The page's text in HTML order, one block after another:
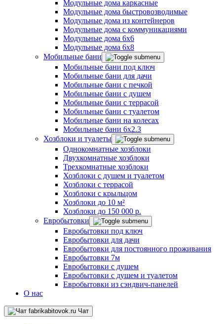
Модульные дома каркасные
Модульные дома быстровозводимые
Модульные дома из контейнеров
Модульные дома с коммуникациями
Модульные дома 6x6
Модульные дома 6x8
Мобильные бани
Мобильные бани под ключ
Мобильные бани для дачи
Мобильные бани с печкой
Мобильные бани с душем
Мобильные бани с террасой
Мобильные бани с туалетом
Мобильные бани на колесах
Мобильные бани 6х2.3
Хозблоки и туалеты
Однокомнатные хозблоки
Двухкомнатные хозблоки
Трехкомнатные хозблоки
Хозблоки с душем и туалетом
Хозблоки с террасой
Хозблоки с крыльцом
Хозблоки до 10 м²
Хозблоки до 150 000 р.
Евробытовки
Евробытовки под ключ
Евробытовки для дачи
Евробытовки для постоянного проживания
Евробытовки 7м
Евробытовки с душем
Евробытовки с душем и туалетом
Евробытовки из сэндвич-панелей
О нас
Чат